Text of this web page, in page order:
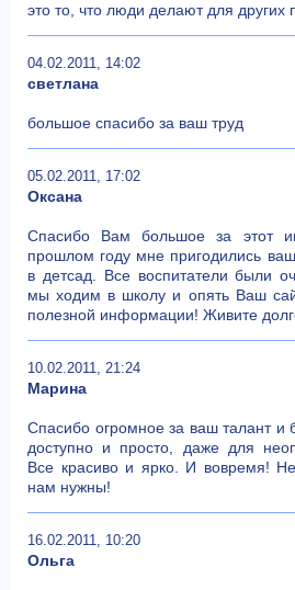
это то, что люди делают для других
04.02.2011, 14:02
светлана
большое спасибо за ваш труд
05.02.2011, 17:02
Оксана
Спасибо Вам большое за этот
прошлом году мне пригодились
в детсад. Все воспитатели были
мы ходим в школу и опять Ваш
полезной информации! Живите
10.02.2011, 21:24
Марина
Спасибо огромное за ваш талант и
доступно и просто, даже для
Все красиво и ярко. И вовремя! Не
нам нужны!
16.02.2011, 10:20
Ольга